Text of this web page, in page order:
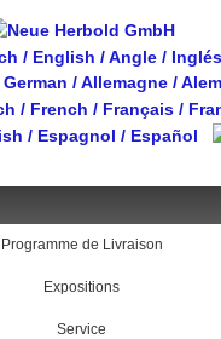
Programme de Livraison
Expositions
Service